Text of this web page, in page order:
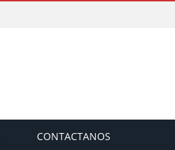
CONTACTANOS